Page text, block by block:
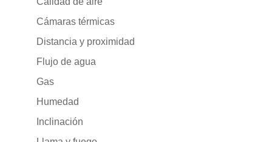
Cámaras térmicas
Distancia y proximidad
Flujo de agua
Gas
Humedad
Inclinación